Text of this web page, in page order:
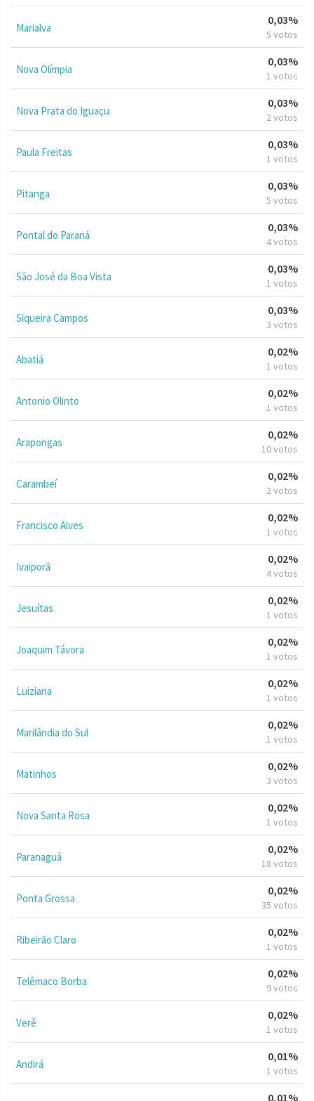
Marialva
0,03%
5 votos
Nova Olímpia
0,03%
1 votos
Nova Prata do Iguaçu
0,03%
2 votos
Paula Freitas
0,03%
1 votos
Pitanga
0,03%
5 votos
Pontal do Paraná
0,03%
4 votos
São José da Boa Vista
0,03%
1 votos
Siqueira Campos
0,03%
3 votos
Abatiá
0,02%
1 votos
Antonio Olinto
0,02%
1 votos
Arapongas
0,02%
10 votos
Carambeí
0,02%
2 votos
Francisco Alves
0,02%
1 votos
Ivaiporã
0,02%
4 votos
Jesuítas
0,02%
1 votos
Joaquim Távora
0,02%
1 votos
Luiziana
0,02%
1 votos
Marilândia do Sul
0,02%
1 votos
Matinhos
0,02%
3 votos
Nova Santa Rosa
0,02%
1 votos
Paranaguá
0,02%
18 votos
Ponta Grossa
0,02%
35 votos
Ribeirão Claro
0,02%
1 votos
Telêmaco Borba
0,02%
9 votos
Verê
0,02%
1 votos
Andirá
0,01%
1 votos
0,01%